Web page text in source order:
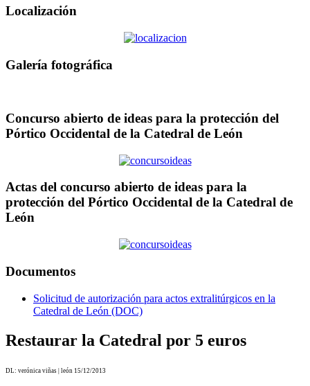
Localización
Galería fotográfica
Concurso abierto de ideas para la protección del
Pórtico Occidental de la Catedral de León
Actas del concurso abierto de ideas para la
protección del Pórtico Occidental de la Catedral de
León
Documentos
Solicitud de autorización para actos extralitúrgicos en la
Catedral de León (DOC)
Restaurar la Catedral por 5 euros
DL: verónica viñas | león 15/12/2013